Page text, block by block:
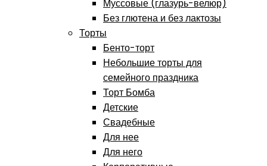
Муссовые (глазурь-велюр)
Без глютена и без лактозы
Торты
Бенто-торт
Небольшие торты для
семейного праздника
Торт Бомба
Детские
Свадебные
Для нее
Для него